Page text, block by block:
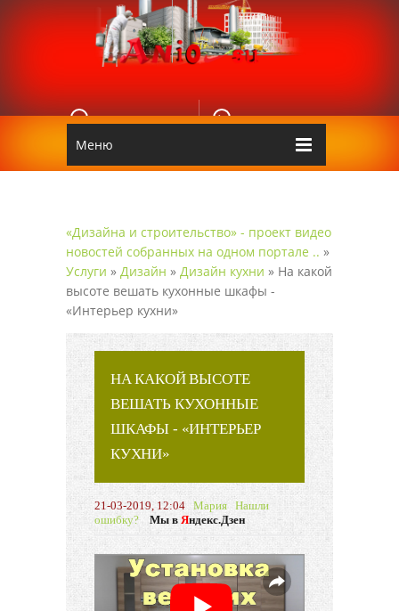
КОНТАКТЫ
E-MAIL
Меню
«Дизайна и строительство» - проект видео
новостей собранных на одном портале .. »
Услуги » Дизайн » Дизайн кухни » На какой
высоте вешать кухонные шкафы -
«Интерьер кухни»
НА КАКОЙ ВЫСОТЕ
ВЕШАТЬ КУХОННЫЕ
ШКАФЫ - «ИНТЕРЬЕР
КУХНИ»
21-03-2019, 12:04 Мария Нашли
ошибку?
Мы в Яндекс.Дзен